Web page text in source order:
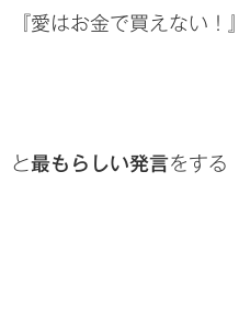
『愛はお金で買えない！』
と最もらしい発言をする